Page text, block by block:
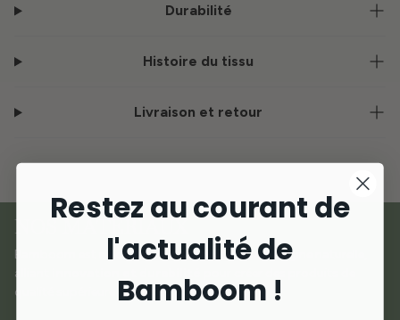
Durabilité
Histoire du tissu
Livraison et retour
NOS MATÉRIAUX
Bamboom est né de l'amour des matériaux d'origine naturelle,
alliant
qualité supérieure dédiés aux plus petits.
Restez au courant de
l'actualité de
Bamboom !